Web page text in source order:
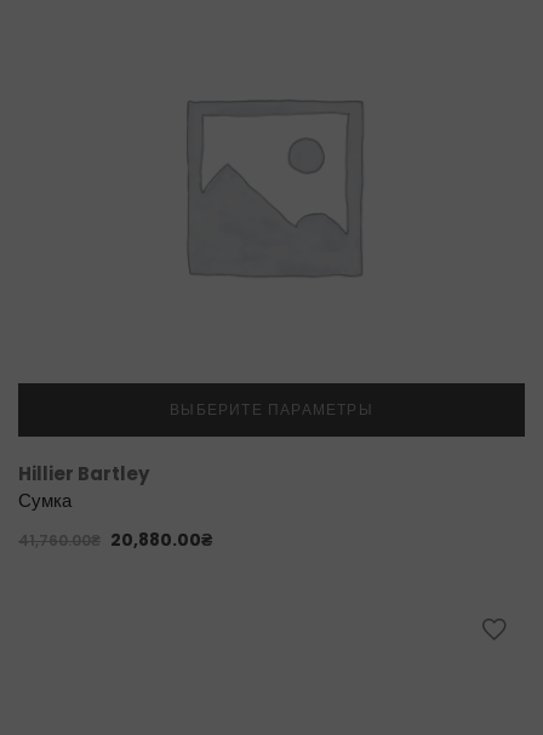
ВЫБЕРИТЕ ПАРАМЕТРЫ
Hillier Bartley
Сумка
41,760.00₴ 20,880.00₴